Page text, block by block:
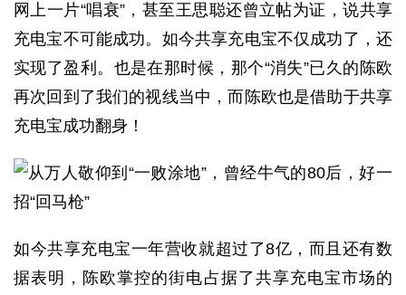
网上一片“唱衰”，甚至王思聪还曾立帖为证，说共享
充电宝不可能成功。如今共享充电宝不仅成功了，还
实现了盈利。也是在那时候，那个“消失”已久的陈欧
再次回到了我们的视线当中，而陈欧也是借助于共享
充电宝成功翻身！
如今共享充电宝一年营收就超过了8亿，而且还有数
据表明，陈欧掌控的街电占据了共享充电宝市场的